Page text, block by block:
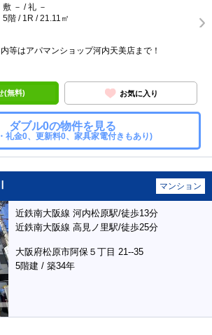
敷 － / 礼 －
5階 / 1R / 21.11㎡
等はアパマンショップ河内天美店まで！
(無料) お気に入り
ダブル0の物件を見る
礼金0、更新料0、家具家電付きもあり)
マンション
近鉄南大阪線 河内松原駅/徒歩13分
近鉄南大阪線 高見ノ里駅/徒歩25分
大阪府松原市阿保５丁目 21--35
5階建 / 築34年